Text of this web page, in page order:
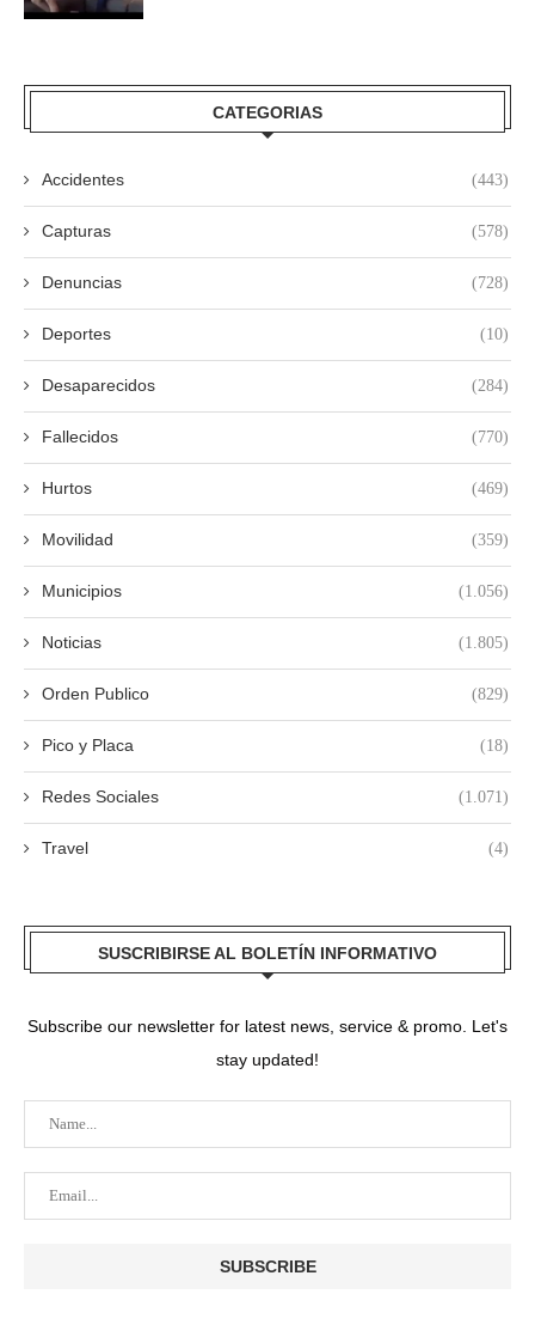
CATEGORIAS
Accidentes (443)
Capturas (578)
Denuncias (728)
Deportes (10)
Desaparecidos (284)
Fallecidos (770)
Hurtos (469)
Movilidad (359)
Municipios (1.056)
Noticias (1.805)
Orden Publico (829)
Pico y Placa (18)
Redes Sociales (1.071)
Travel (4)
SUSCRIBIRSE AL BOLETÍN INFORMATIVO
Subscribe our newsletter for latest news, service & promo. Let's
stay updated!